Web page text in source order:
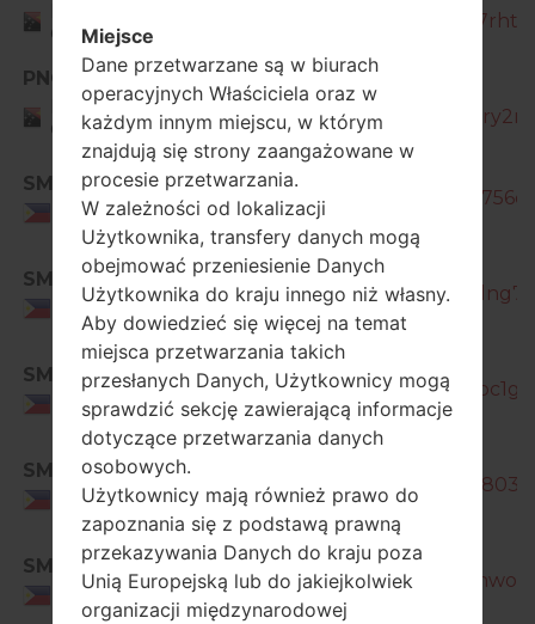
Guinea
PNG
Papua New
Guinea
SM-
SMA
Philippines
SM-
SMA
Philippines
SM-
SMA
Philippines
SM-
SMA
Philippines
SM-
SMA
Philippines
SM-
Miejsce
Dane przetwarzane są w biurach
operacyjnych Właściciela oraz w
każdym innym miejscu, w którym
znajdują się strony zaangażowane w
procesie przetwarzania.
W zależności od lokalizacji
Użytkownika, transfery danych mogą
obejmować przeniesienie Danych
Użytkownika do kraju innego niż własny.
Aby dowiedzieć się więcej na temat
miejsca przetwarzania takich
przesłanych Danych, Użytkownicy mogą
sprawdzić sekcję zawierającą informacje
dotyczące przetwarzania danych
osobowych.
Użytkownicy mają również prawo do
zapoznania się z podstawą prawną
przekazywania Danych do kraju poza
Unią Europejską lub do jakiejkolwiek
organizacji międzynarodowej